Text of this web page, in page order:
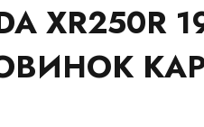
XR250R